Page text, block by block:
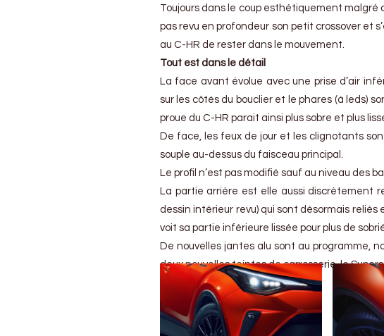
Toujours dans le coup esthétiquement malgré
pas revu en profondeur son petit crossover et
au C-HR de rester dans le mouvement.
Tout est dans le détail
La face avant évolue avec une prise d’air
sur les côtés du bouclier et le phares (à leds)
proue du C-HR parait ainsi plus sobre et plus
De face, les feux de jour et les clignotants
souple au-dessus du faisceau principal.
Le profil n’est pas modifié sauf au niveau des
La partie arrière est elle aussi discrètement
dessin intérieur revu) qui sont désormais
voit sa partie inférieure lissée pour plus de
De nouvelles jantes alu sont au programme,
deux nouvelles teintes de carrosserie, le